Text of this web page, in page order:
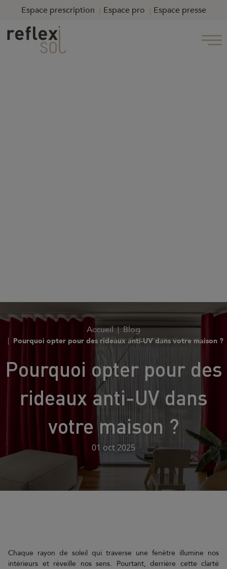
Espace prescription Espace pro Espace presse
Accueil Blog
Pourquoi opter pour des rideaux anti-UV dans votre maison ?
Pourquoi opter pour des
rideaux anti-UV dans
votre maison ?
01 oct 2025
Chaque rayon de soleil qui traverse une fenêtre illumine nos
intérieurs et réveille nos sens. Pourtant, derrière cette clarté